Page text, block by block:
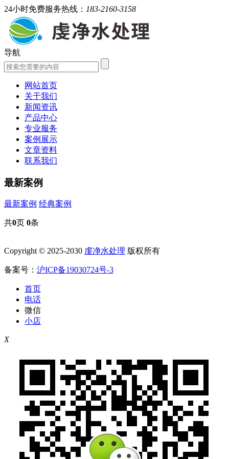
24小时免费服务热线： 183-2160-3158
导航
网站首页
关于我们
新闻资讯
产品中心
专业服务
案例展示
文章资料
联系我们
最新案例
最新案例 经典案例
共0页 0条
Copyright © 2025-2030 虔净水处理 版权所有
备案号： 沪ICP备19030724号-3
首页
电话
微信
小店
X